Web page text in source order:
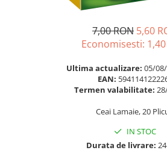
Sanatate urinara
Slabire si control greutate
Somn stres si anxietate
Balsam masca si tratament
Produse cu SPF Pentru Fata
7,00 RON 5,60
Economisesti: 1,40
Ultima actualizare: 05/
EAN:
Termen valabilitate:
Ceai Lamaie, 20
IN STOC
Durata de livrare: